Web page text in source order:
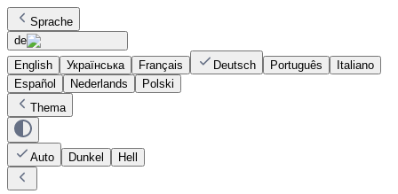
Sprache
de
English
Українська Français Deutsch Português
Italiano
Español
Nederlands
Polski
Thema
Auto Dunkel Hell